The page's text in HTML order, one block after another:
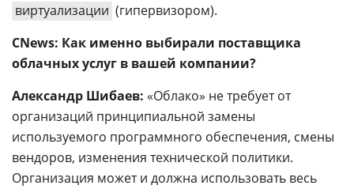
виртуализации (гипервизором).
CNews: Как именно выбирали поставщика
облачных услуг в вашей компании?
Александр Шибаев: «Облако» не требует от
организаций принципиальной замены
используемого программного обеспечения, смены
вендоров, изменения технической политики.
Организация может и должна использовать весь